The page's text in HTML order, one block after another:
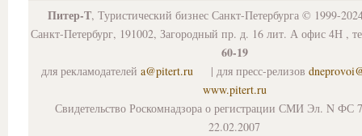
Питер-Т, Туристический бизнес Санкт-Петербурга © 1999-
Санкт-Петербург, 191002, Загородный пр. д. 16 лит. А офис 4Н ,
60-19
для рекламодателей a@pitert.ru | для пресс-релизов
www.pitert.ru
Свидетельство Роскомнадзора о регистрации СМИ Эл. N ФС
22.02.2007